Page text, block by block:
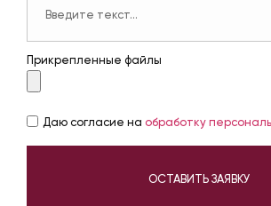
Прикрепленные файлы
Даю согласие на обработку
ОСТАВИТЬ ЗАЯВКУ